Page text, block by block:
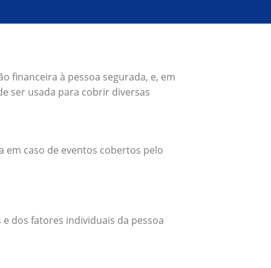
financeira à pessoa segurada, e, em
ser usada para cobrir diversas
em caso de eventos cobertos pelo
dos fatores individuais da pessoa